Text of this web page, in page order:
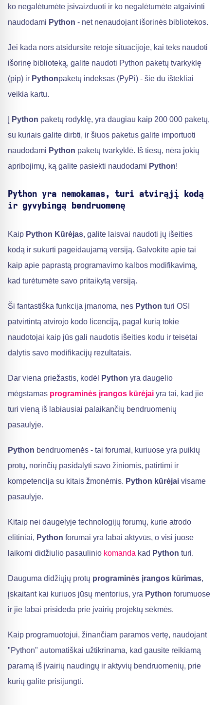
ko negalėtumėte įsivaizduoti ir ko negalėtumėte atgaivinti
naudodami Python - net nenaudojant išorinės bibliotekos.
Jei kada nors atsidursite retoje situacijoje, kai teks naudoti
išorinę biblioteką, galite naudoti Python paketų tvarkyklę
(pip) ir Pythonpaketų indeksas (PyPi) - šie du ištekliai
veikia kartu.
Python paketų rodyklę, yra daugiau kaip 200 000 paketų,
su kuriais galite dirbti, ir šiuos paketus galite importuoti
naudodami Python paketų tvarkyklė. Iš tiesų, nėra jokių
apribojimų, ką galite pasiekti naudodami Python!
Python yra nemokamas, turi atvirąjį kodą
ir gyvybingą bendruomenę
Kaip Python Kūrėjas, galite laisvai naudoti jų išeities
kodą ir sukurti pageidaujamą versiją. Galvokite apie tai
kaip apie paprastą programavimo kalbos modifikavimą,
kad turėtumėte savo pritaikytą versiją.
Ši fantastiška funkcija įmanoma, nes Python turi OSI
patvirtintą atvirojo kodo licenciją, pagal kurią tokie
naudotojai kaip jūs gali naudotis išeities kodu ir teisėtai
dalytis savo modifikacijų rezultatais.
Dar viena priežastis, kodėl Python yra daugelio
mėgstamas programinės įrangos kūrėjai yra tai, kad jie
turi vieną iš labiausiai palaikančių bendruomenių
pasaulyje.
Python bendruomenės - tai forumai, kuriuose yra puikių
protų, norinčių pasidalyti savo žiniomis, patirtimi ir
kompetencija su kitais žmonėmis. Python kūrėjai visame
pasaulyje.
Kitaip nei daugelyje technologijų forumų, kurie atrodo
elitiniai, Python forumai yra labai aktyvūs, o visi juose
laikomi didžiulio pasaulinio komanda kad Python turi.
Dauguma didžiųjų protų programinės įrangos kūrimas,
įskaitant kai kuriuos jūsų mentorius, yra Python forumuose
ir jie labai prisideda prie įvairių projektų sėkmės.
Kaip programuotojui, žinančiam paramos vertę, naudojant
"Python" automatiškai užtikrinama, kad gausite reikiamą
paramą iš įvairių naudingų ir aktyvių bendruomenių, prie
kurių galite prisijungti.